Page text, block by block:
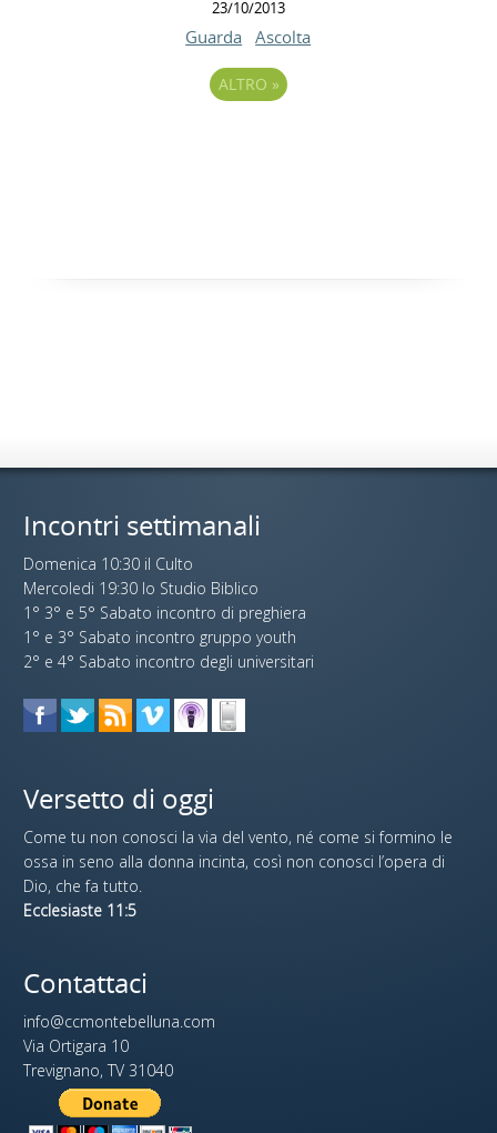
23/10/2013
Guarda Ascolta
ALTRO »
Incontri settimanali
Domenica 10:30 il Culto
Mercoledi 19:30 lo Studio Biblico
1° 3° e 5° Sabato incontro di preghiera
1° e 3° Sabato incontro gruppo youth
2° e 4° Sabato incontro degli universitari
Versetto di oggi
Come tu non conosci la via del vento, né come si formino le
ossa in seno alla donna incinta, così non conosci l’opera di
Dio, che fa tutto.
Ecclesiaste 11:5
Contattaci
info@ccmontebelluna.com
Via Ortigara 10
Trevignano, TV 31040